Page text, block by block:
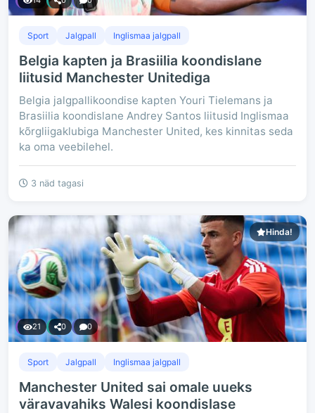
Sport Jalgpall Inglismaa jalgpall
Belgia kapten ja Brasiilia koondislane
liitusid Manchester Unitediga
Belgia jalgpallikoondise kapten Youri Tielemans ja
Brasiilia koondislane Andrey Santos liitusid Inglismaa
kõrgliigaklubiga Manchester United, kes kinnitas seda
ka oma veebilehel.
3 näd tagasi
Hinda!
21 0 0
Sport Jalgpall Inglismaa jalgpall
Manchester United sai omale uueks
väravavahiks Walesi koondislase